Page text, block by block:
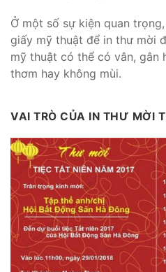
Ở một số sự kiện quan
giấy mỹ thuật để in thư mời
mỹ thuật có thể có vân, gân
thơm hay không mùi.
VAI TRÒ CỦA IN THƯ MỜI